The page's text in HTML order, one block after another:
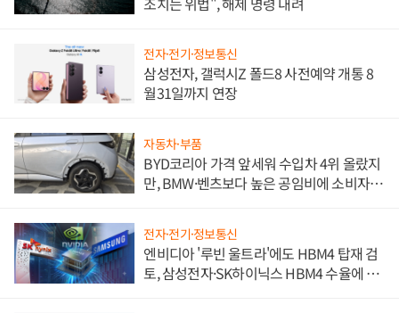
전자·전기·정보통신
삼성전자, 갤럭시Z 폴드8 사전예약 개통 8
월31일까지 연장
자동차·부품
BYD코리아 가격 앞세워 수입차 4위 올랐지
만, BMW·벤츠보다 높은 공임비에 소비자
전자·전기·정보통신
엔비디아 '루빈 울트라'에도 HBM4 탑재 검
토, 삼성전자·SK하이닉스 HBM4 수율에 주